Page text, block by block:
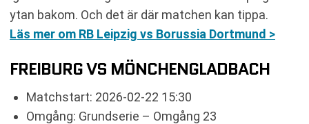
ytan bakom. Och det är där matchen kan tippa.
Läs mer om RB Leipzig vs Borussia Dortmund >
FREIBURG VS MÖNCHENGLADBACH
Matchstart: 2026-02-22 15:30
Omgång: Grundserie – Omgång 23